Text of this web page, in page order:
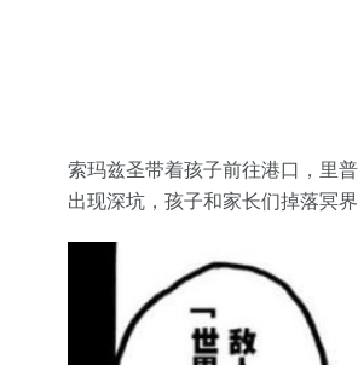
索玛兹圣带着孩子前往港口，里
出现深坑，孩子和家长们掉落冥